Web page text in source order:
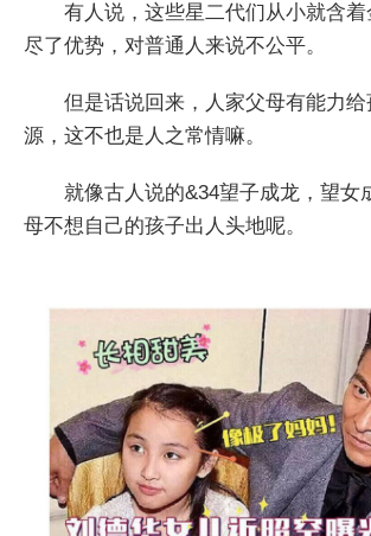
有人说，这些星二代们从小就含
尽了优势，对普通人来说不公平。
但是话说回来，人家父母有能力
源，这不也是人之常情嘛。
就像古人说的&34望子成龙，望女
母不想自己的孩子出人头地呢。